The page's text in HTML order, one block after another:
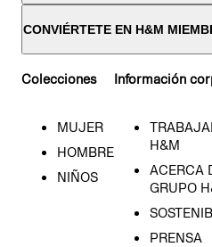
CONVIÉRTETE EN H&M
Colecciones
MUJER
HOMBRE
NIÑOS
Información
H&M
ACERCA
GRUPO
PRENSA